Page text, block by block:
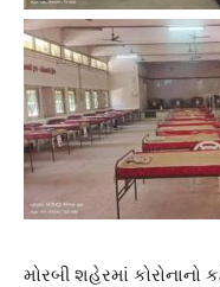
મોરબી શહેરમાં કોરોનાનો